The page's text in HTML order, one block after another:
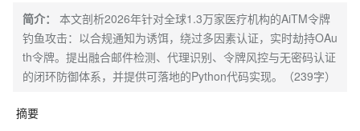
简介：
本文剖析2026年针对全球1.3万家医疗机构的AiTM令牌
钓鱼攻击：以合规通知为诱饵，绕过多因素认证，实时劫持OAu
th令牌。提出融合邮件检测、代理识别、令牌风控与无密码认证
的闭环防御体系，并提供可落地的Python代码实现。（239字）
摘要